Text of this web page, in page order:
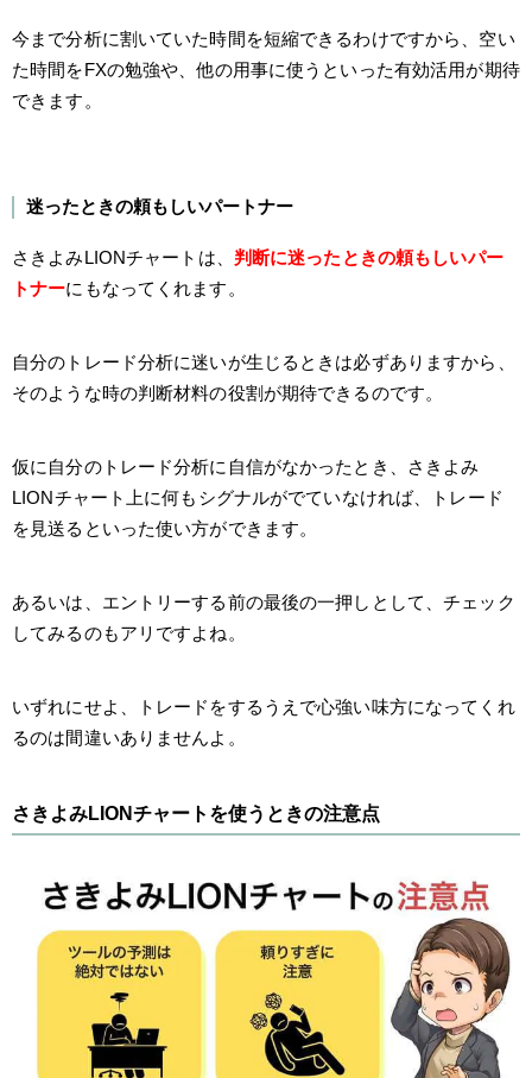
今まで分析に割いていた時間を短縮できるわけですから、空い
た時間をFXの勉強や、他の用事に使うといった有効活用が期待
できます。
迷ったときの頼もしいパートナー
さきよみLIONチャートは、 判断に迷ったときの頼もしいパー
トナーにもなってくれます。
自分のトレード分析に迷いが生じるときは必ずありますから、
そのような時の判断材料の役割が期待できるのです。
仮に自分のトレード分析に自信がなかったとき、さきよみ
LIONチャート上に何もシグナルがでていなければ、トレード
を見送るといった使い方ができます。
あるいは、エントリーする前の最後の一押しとして、チェック
してみるのもアリですよね。
いずれにせよ、トレードをするうえで心強い味方になってくれ
るのは間違いありませんよ。
さきよみLIONチャートを使うときの注意点